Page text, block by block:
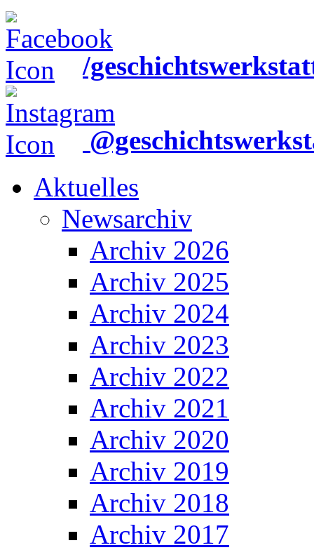
/
Aktuelles
Newsarchiv
Archiv 2026
Archiv 2025
Archiv 2024
Archiv 2023
Archiv 2022
Archiv 2021
Archiv 2020
Archiv 2019
Archiv 2018
Archiv 2017